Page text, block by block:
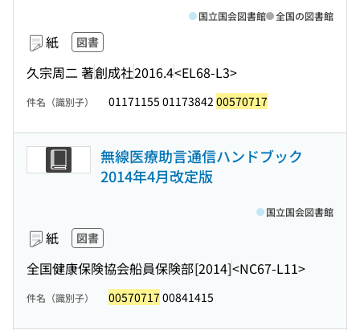
紙 図書
久宗周二 著創成社2016.4<EL68-L3>
国立国会図書館 全国の図書館
件名（識別子） 01171155 01173842 00570717
無線医療助言通信ハンドブック
2014年4月改定版
紙 図書
全国健康保険協会船員保険部[2014]<NC67-L11>
国立国会図書館
件名（識別子） 00570717 00841415